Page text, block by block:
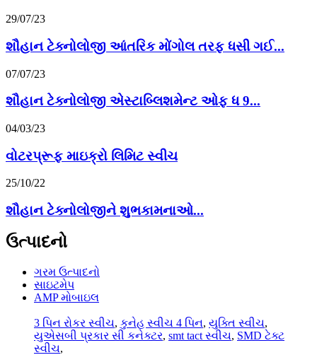
29/07/23
શૌહાન ટેક્નોલોજી આંતરિક મોંગોલ તરફ ધસી ગઈ...
07/07/23
શૌહાન ટેક્નોલોજી એસ્ટાબ્લિશમેન્ટ ઓફ ધ 9...
04/03/23
વોટરપ્રૂફ માઇક્રો લિમિટ સ્વીચ
25/10/22
શૌહાન ટેક્નોલોજીને શુભકામનાઓ...
ઉત્પાદનો
ગરમ ઉત્પાદનો
સાઇટમેપ
AMP મોબાઇલ
3 પિન રોકર સ્વીચ, કુનેહ સ્વીચ 4 પિન, યુક્તિ સ્વીચ,
યુએસબી પ્રકાર સી કનેક્ટર, smt tact સ્વીચ, SMD ટેક્ટ
સ્વીચ,